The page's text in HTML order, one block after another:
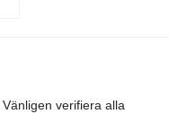
verifiera alla